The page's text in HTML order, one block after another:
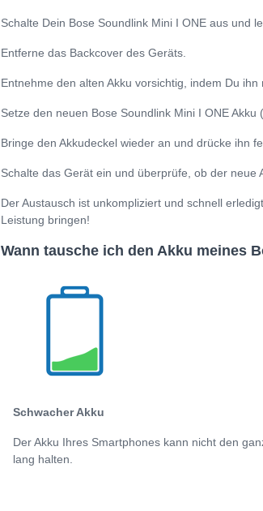
Schalte Dein Bose Soundlink Mini I ONE aus und
Entferne das Backcover des Geräts.
Entnehme den alten Akku vorsichtig, indem Du ihn
Setze den neuen Bose Soundlink Mini I ONE
Bringe den Akkudeckel wieder an und drücke ihn
Schalte das Gerät ein und überprüfe, ob der neue
Der Austausch ist unkompliziert und schnell
Leistung bringen!
Wann tausche ich den Akku meines
Schwacher Akku
Der Akku Ihres Smartphones kann nicht den
lang halten.